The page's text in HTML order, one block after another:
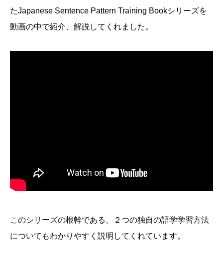
たJapanese Sentence Pattern Training Bookシリーズを
動画の中で紹介、解説してくれました。
このシリーズの根幹である、２つの独自の語学学習方法
についてもわかりやすく説明してくれています。